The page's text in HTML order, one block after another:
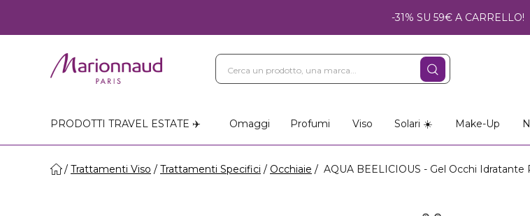
-31% SU 59€ A CARRELLO!
PRODOTTI TRAVEL ESTATE ✈️ Omaggi Profumi Viso Solari ☀️ Make-Up
Trattamenti Viso Trattamenti Specifici Occhiaie AQUA BEELICIOUS - Gel Occhi Idratante